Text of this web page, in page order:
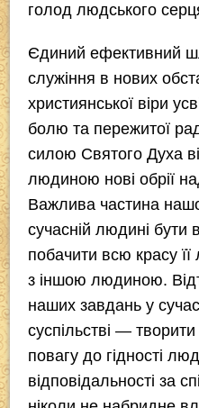
голод людського
Єдиний ефективний
служіння в нових
християнської віри
болю та пережитої
силою Святого Духа
людиною нові обрії
Важлива частина
сучасній людині бути
побачити всю красу
з іншою людиною.
наших завдань у
суспільстві —
повагу до гідності
відповідальності за